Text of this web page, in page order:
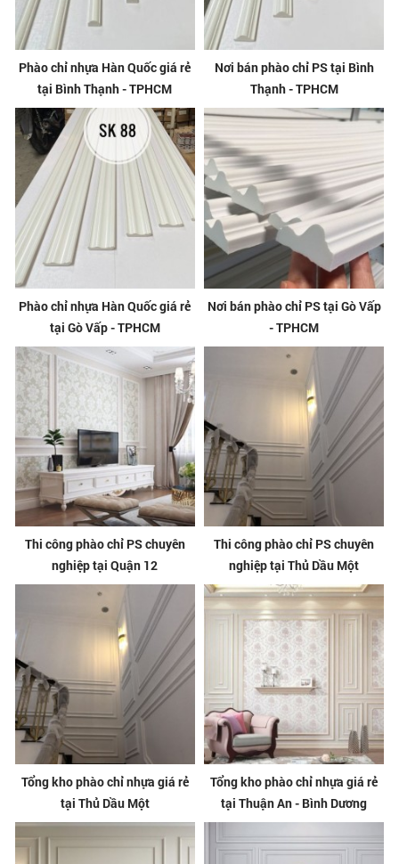
Phào chỉ nhựa Hàn Quốc giá rẻ
tại Bình Thạnh - TPHCM
Nơi bán phào chỉ PS tại Bình
Thạnh - TPHCM
Phào chỉ nhựa Hàn Quốc giá rẻ
tại Gò Vấp - TPHCM
Nơi bán phào chỉ PS tại Gò Vấp
- TPHCM
Thi công phào chỉ PS chuyên
nghiệp tại Quận 12
Thi công phào chỉ PS chuyên
nghiệp tại Thủ Dầu Một
Tổng kho phào chỉ nhựa giá rẻ
tại Thủ Dầu Một
Tổng kho phào chỉ nhựa giá rẻ
tại Thuận An - Bình Dương